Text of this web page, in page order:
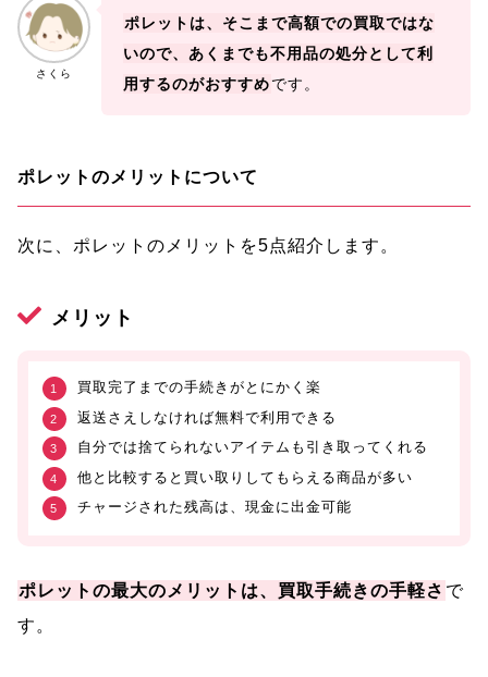
さくら
ポレットは、そこまで高額での買取ではな
いので、あくまでも不用品の処分として利
用するのがおすすめです。
ポレットのメリットについて
次に、ポレットのメリットを5点紹介します。
メリット
買取完了までの手続きがとにかく楽
返送さえしなければ無料で利用できる
自分では捨てられないアイテムも引き取ってくれる
他と比較すると買い取りしてもらえる商品が多い
チャージされた残高は、現金に出金可能
ポレットの最大のメリットは、買取手続きの手軽さ で
す。